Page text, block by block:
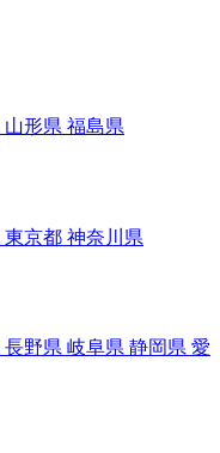
山形県 福島県
東京都 神奈川県
長野県 岐阜県 静岡県 愛